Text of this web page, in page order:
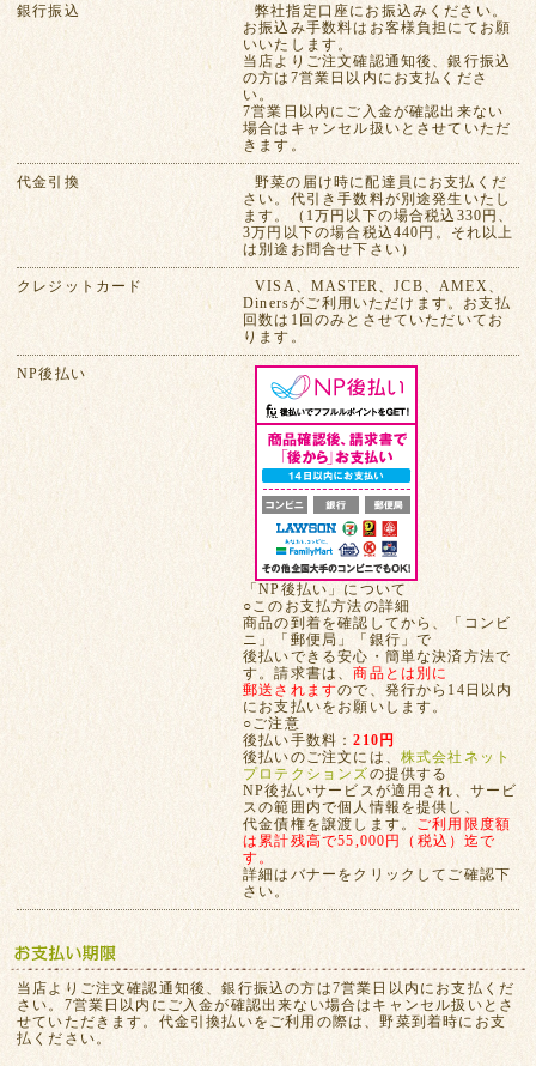
銀行振込
弊社指定口座にお振込みください。
お振込み手数料はお客様負担にてお願
いいたします。
当店よりご注文確認通知後、銀行振込
の方は7営業日以内にお支払くださ
い。
7営業日以内にご入金が確認出来ない
場合はキャンセル扱いとさせていただ
きます。
代金引換
野菜の届け時に配達員にお支払くだ
さい。代引き手数料が別途発生いたし
ます。（1万円以下の場合税込330円、
3万円以下の場合税込440円。それ以上
は別途お問合せ下さい）
クレジットカード
VISA、MASTER、JCB、AMEX、
Dinersがご利用いただけます。お支払
回数は1回のみとさせていただいてお
ります。
NP後払い
「NP後払い」について
○このお支払方法の詳細
商品の到着を確認してから、「コンビ
ニ」「郵便局」「銀行」で
後払いできる安心・簡単な決済方法で
す。請求書は、商品とは別に
郵送されますので、発行から14日以内
にお支払いをお願いします。
○ご注意
後払い手数料：210円
後払いのご注文には、 株式会社ネット
プロテクションズの提供する
NP後払いサービスが適用され、サービ
スの範囲内で個人情報を提供し、
代金債権を譲渡します。 ご利用限度額
は累計残高で55,000円（税込）迄で
す。
詳細はバナーをクリックしてご確認下
さい。
当店よりご注文確認通知後、銀行振込の方は7営業日以内にお支払くだ
さい。7営業日以内にご入金が確認出来ない場合はキャンセル扱いとさ
せていただきます。代金引換払いをご利用の際は、野菜到着時にお支
払ください。